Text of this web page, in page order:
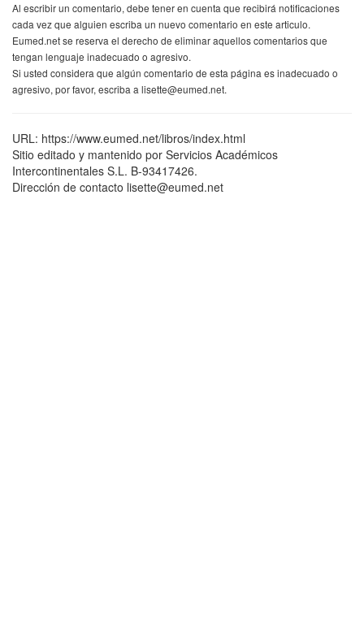
Al escribir un comentario, debe tener en cuenta que recibirá notificaciones
cada vez que alguien escriba un nuevo comentario en este articulo.
Eumed.net se reserva el derecho de eliminar aquellos comentarios que
tengan lenguaje inadecuado o agresivo.
Si usted considera que algún comentario de esta página es inadecuado o
agresivo, por favor, escriba a lisette@eumed.net.
URL: https://www.eumed.net/libros/index.html
Sitio editado y mantenido por Servicios Académicos
Intercontinentales S.L. B-93417426.
Dirección de contacto lisette@eumed.net